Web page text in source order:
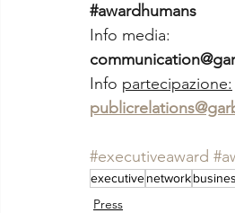
#awardhumans
Info media:
Info partecipazione:
#executiveaward
executivenetwork
Press